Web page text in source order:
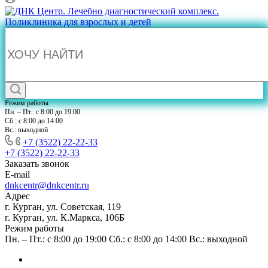
Режим работы
Пн. – Пт.: с 8:00 до 19:00
Сб.: с 8:00 до 14:00
Вс.: выходной
+7 (3522) 22-22-33
+7 (3522) 22-22-33
Заказать звонок
E-mail
dnkcentr@dnkcentr.ru
Адрес
г. Курган, ул. Советская, 119
г. Курган, ул. К.Маркса, 106Б
Режим работы
Пн. – Пт.: с 8:00 до 19:00 Сб.: с 8:00 до 14:00 Вс.: выходной